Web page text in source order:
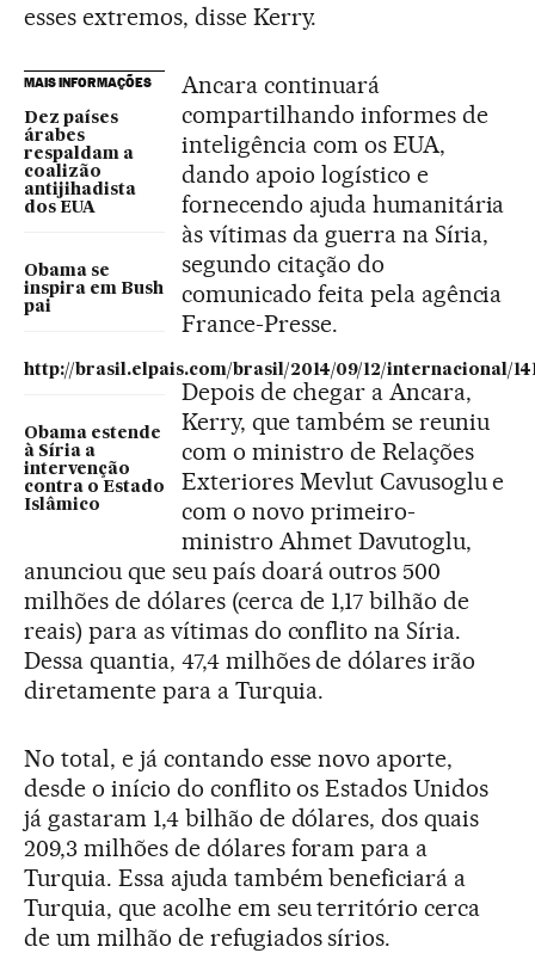
esses extremos, disse Kerry.
MAIS INFORMAÇÕES
Dez países
árabes
respaldam a
coalizão
antijihadista
dos EUA
Obama se
inspira em Bush
pai
http://brasil.elpais.com/brasil/2014/09/12/internacional/
Obama estende
à Síria a
intervenção
contra o Estado
Islâmico
Ancara continuará
compartilhando informes de
inteligência com os EUA,
dando apoio logístico e
fornecendo ajuda humanitária
às vítimas da guerra na Síria,
segundo citação do
comunicado feita pela agência
France-Presse.
Depois de chegar a Ancara,
Kerry, que também se reuniu
com o ministro de Relações
Exteriores Mevlut Cavusoglu e
com o novo primeiro-
ministro Ahmet Davutoglu,
anunciou que seu país doará outros 500
milhões de dólares (cerca de 1,17 bilhão de
reais) para as vítimas do conflito na Síria.
Dessa quantia, 47,4 milhões de dólares irão
diretamente para a Turquia.
No total, e já contando esse novo aporte,
desde o início do conflito os Estados Unidos
já gastaram 1,4 bilhão de dólares, dos quais
209,3 milhões de dólares foram para a
Turquia. Essa ajuda também beneficiará a
Turquia, que acolhe em seu território cerca
de um milhão de refugiados sírios.